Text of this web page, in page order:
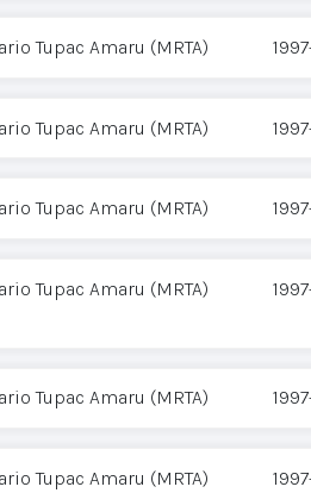
Tupac Amaru (MRTA)
Tupac Amaru (MRTA)
Tupac Amaru (MRTA)
Tupac Amaru (MRTA)
Tupac Amaru (MRTA)
Tupac Amaru (MRTA)